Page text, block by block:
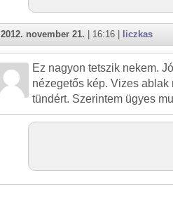
2012. november 21. | 16:16 | liczkas
Ez nagyon tetszik nekem.
nézegetős kép. Vizes ablak
tündért. Szerintem ügyes